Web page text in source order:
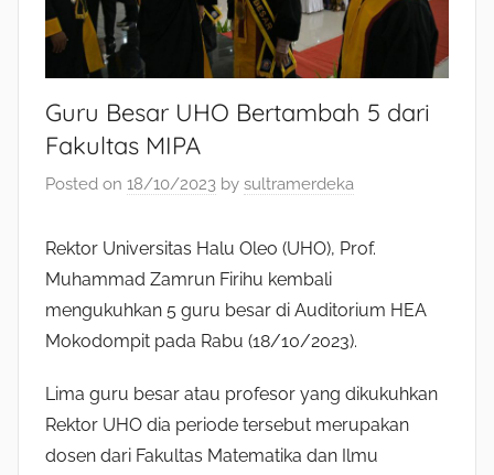
Guru Besar UHO Bertambah 5 dari
Fakultas MIPA
Posted on 18/10/2023 by sultramerdeka
Rektor Universitas Halu Oleo (UHO), Prof.
Muhammad Zamrun Firihu kembali
mengukuhkan 5 guru besar di Auditorium HEA
Mokodompit pada Rabu (18/10/2023).
Lima guru besar atau profesor yang dikukuhkan
Rektor UHO dia periode tersebut merupakan
dosen dari Fakultas Matematika dan Ilmu